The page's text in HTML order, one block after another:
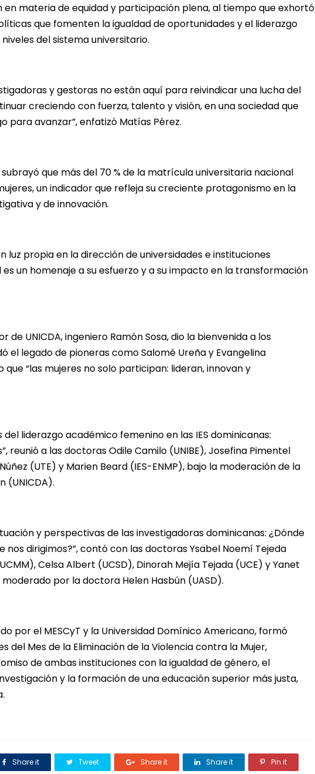
en materia de equidad y participación plena, al tiempo que exhortó
que fomenten la igualdad de oportunidades y el liderazgo
del sistema universitario.
y gestoras no están aquí para reivindicar una lucha del
creciendo con fuerza, talento y visión, en una sociedad que
para avanzar”, enfatizó Matías Pérez.
que más del 70 % de la matrícula universitaria nacional
un indicador que refleja su creciente protagonismo en la
y de innovación.
luz propia en la dirección de universidades e instituciones
un homenaje a su esfuerzo y a su impacto en la transformación
de UNICDA, ingeniero Ramón Sosa, dio la bienvenida a los
el legado de pioneras como Salomé Ureña y Evangelina
que “las mujeres no solo participan: lideran, innovan y
del liderazgo académico femenino en las IES dominicanas:
reunió a las doctoras Odile Camilo (UNIBE), Josefina Pimentel
(UTE) y Marien Beard (IES-ENMP), bajo la moderación de la
(UNICDA).
y perspectivas de las investigadoras dominicanas: ¿Dónde
nos dirigimos?”, contó con las doctoras Ysabel Noemí Tejeda
Celsa Albert (UCSD), Dinorah Mejía Tejada (UCE) y Yanet
por la doctora Helen Hasbún (UASD).
por el MESCyT y la Universidad Domínico Americano, formó
del Mes de la Eliminación de la Violencia contra la Mujer,
de ambas instituciones con la igualdad de género, el
y la formación de una educación superior más justa,
Share it Tweet Share it Share it Pin it